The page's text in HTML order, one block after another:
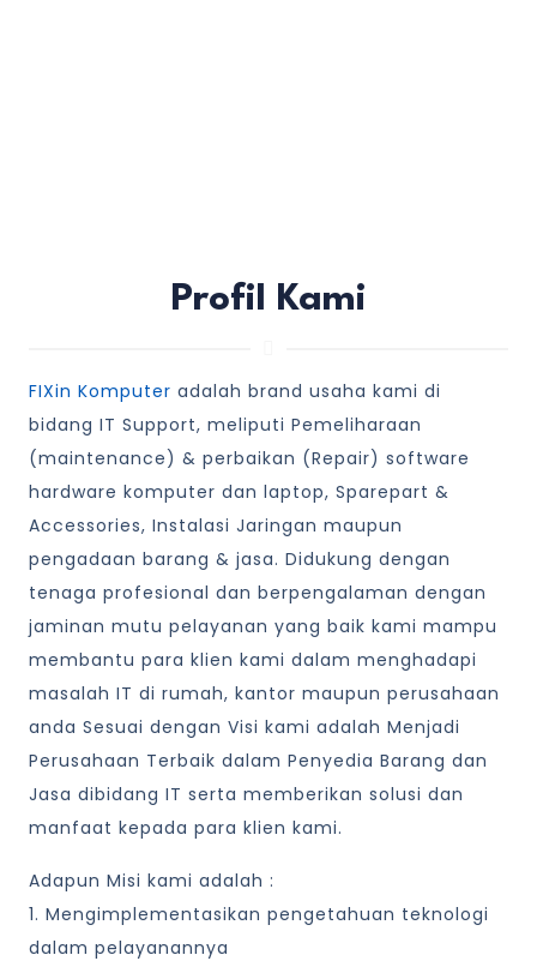
Profil Kami
FIXin Komputer adalah brand usaha kami di
bidang IT Support, meliputi Pemeliharaan
(maintenance) & perbaikan (Repair) software
hardware komputer dan laptop, Sparepart &
Accessories, Instalasi Jaringan maupun
pengadaan barang & jasa. Didukung dengan
tenaga profesional dan berpengalaman dengan
jaminan mutu pelayanan yang baik kami mampu
membantu para klien kami dalam menghadapi
masalah IT di rumah, kantor maupun perusahaan
anda Sesuai dengan Visi kami adalah Menjadi
Perusahaan Terbaik dalam Penyedia Barang dan
Jasa dibidang IT serta memberikan solusi dan
manfaat kepada para klien kami.
Adapun Misi kami adalah :
1. Mengimplementasikan pengetahuan teknologi
dalam pelayanannya